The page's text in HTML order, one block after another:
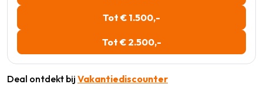
Tot € 1.500,-
Tot € 2.500,-
Deal ontdekt bij Vakantiediscounter